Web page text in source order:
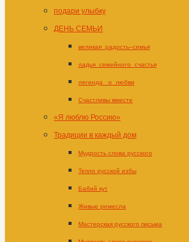
подари улыбку
ДЕНЬ СЕМЬИ
великая_радость–семья
ладья_семейного_счастья
легенда _о_любви
Счастливы вместе
«Я люблю Россию»
Традиции в каждый дом
Мудрость слова русского
Тепло русской избы
Бабий кут
Живые ремесла
Мастерская русского письма